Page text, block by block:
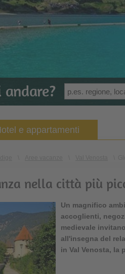
e appartamenti
nella città più
Un magnifico
accoglienti,
medievale
all'insegna del
in Val Venosta, la